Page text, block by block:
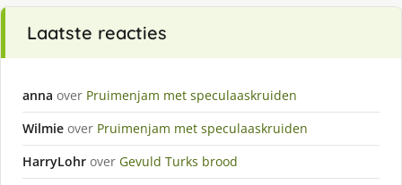
Laatste reacties
anna over Pruimenjam met speculaaskruiden
Wilmie over Pruimenjam met speculaaskruiden
HarryLohr over Gevuld Turks brood